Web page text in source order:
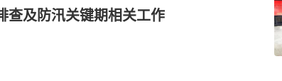
查及防汛关键期相关工作